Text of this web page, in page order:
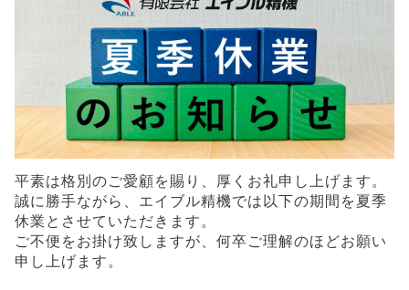
平素は格別のご愛顧を賜り、厚くお礼申し上げます。
誠に勝手ながら、エイブル精機では以下の期間を夏季
休業とさせていただきます。
ご不便をお掛け致しますが、何卒ご理解のほどお願い
申し上げます。